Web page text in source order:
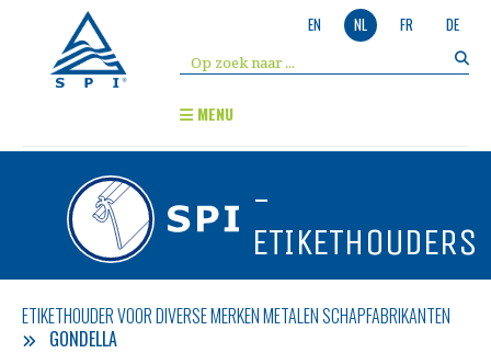
EN NL FR DE
MENU
-
ETIKETHOUDERS
ETIKETHOUDER VOOR DIVERSE MERKEN METALEN SCHAPFABRIKANTEN
GONDELLA